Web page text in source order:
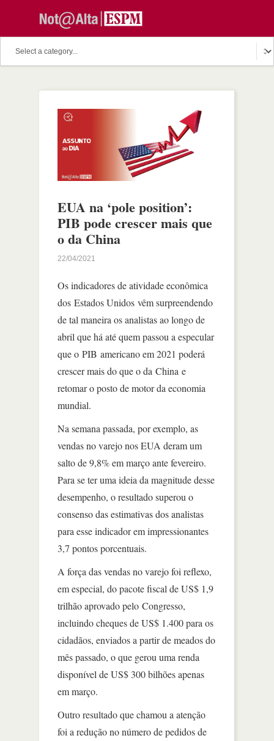
EUA na ‘pole position’:
PIB pode crescer mais que
o da China
22/04/2021
Os indicadores de atividade econômica
dos Estados Unidos vêm surpreendendo
de tal maneira os analistas ao longo de
abril que há até quem passou a especular
que o PIB americano em 2021 poderá
crescer mais do que o da China e
retomar o posto de motor da economia
mundial.
Na semana passada, por exemplo, as
vendas no varejo nos EUA deram um
salto de 9,8% em março ante fevereiro.
Para se ter uma ideia da magnitude desse
desempenho, o resultado superou o
consenso das estimativas dos analistas
para esse indicador em impressionantes
3,7 pontos porcentuais.
A força das vendas no varejo foi reflexo,
em especial, do pacote fiscal de US$ 1,9
trilhão aprovado pelo Congresso,
incluindo cheques de US$ 1.400 para os
cidadãos, enviados a partir de meados do
mês passado, o que gerou uma renda
disponível de US$ 300 bilhões apenas
em março.
Outro resultado que chamou a atenção
foi a redução no número de pedidos de